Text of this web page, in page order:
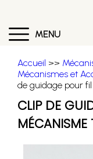
MENU
Accueil >>
Mécanismes et
de guidage pour
CLIP DE
MÉCANISME